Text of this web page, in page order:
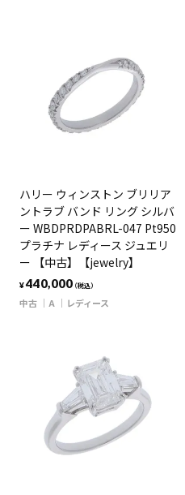
ハリー ウィンストン ブリリア
ントラブ バンド リング シルバ
ー WBDPRDPABRL-047 Pt950
プラチナ レディース ジュエリ
ー 【中古】【jewelry】
¥440,000（税込）
中古 A レディース